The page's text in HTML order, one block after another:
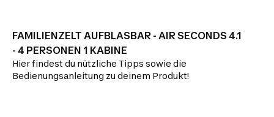
FAMILIENZELT AUFBLASBAR - AIR SECONDS 4.1
- 4 PERSONEN 1 KABINE
Hier findest du nützliche Tipps sowie die
Bedienungsanleitung zu deinem Produkt!